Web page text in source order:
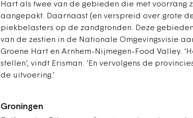
Hart als twee van de gebieden die met voorrang
aangepakt. Daarnaast (en verspreid over grote
piekbelasters op de zandgronden. Deze
van de zestien in de Nationale Omgevingsvisie
Groene Hart en Arnhem-Nijmegen-Food Valley.
stellen’, vindt Erisman. ‘En vervolgens de
de uitvoering.’
Groningen